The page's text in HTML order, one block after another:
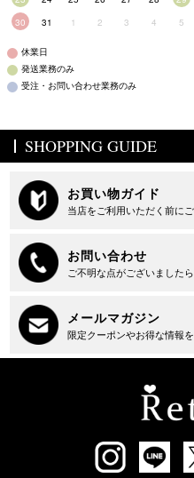
30
31 1 2 3 4 5
休業日
発送業務のみ
受注・お問い合わせ業務のみ
SHOPPING GUIDE